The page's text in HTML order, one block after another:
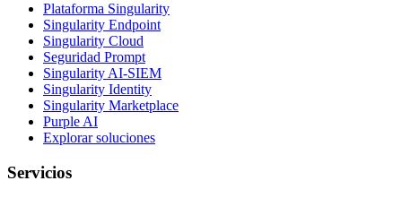
Plataforma Singularity
Singularity Endpoint
Singularity Cloud
Seguridad Prompt
Singularity AI-SIEM
Singularity Identity
Singularity Marketplace
Purple AI
Explorar soluciones
Servicios